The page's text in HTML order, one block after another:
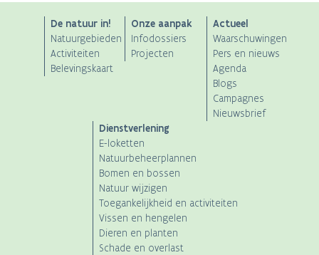
ANB
Main
navigation
De natuur in!
Natuurgebieden
Activiteiten
Belevingskaart
Onze aanpak
Infodossiers
Projecten
Actueel
Waarschuwingen
Pers en nieuws
Agenda
Blogs
Campagnes
Nieuwsbrief
Dienstverlening
E-loketten
Natuurbeheerplannen
Bomen en bossen
Natuur wijzigen
Toegankelijkheid en activiteiten
Vissen en hengelen
Dieren en planten
Schade en overlast